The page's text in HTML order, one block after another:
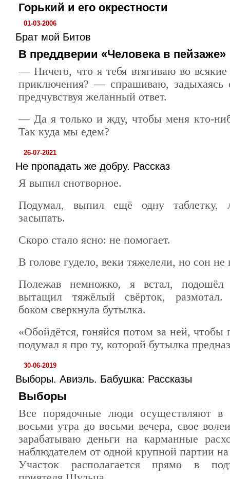
Горький и его окрестности
01-03-2006
Брат мой Битов
В преддверии «Человека в пейзаже»
— Ничего, что я тебя втягиваю во всякие
приключения? — спрашиваю, задыхаясь
предчувствуя желанный ответ.
— Да я только и жду, чтобы меня кто-
Так куда мы едем?
26-07-2021
Не пропадать же добру. Рассказ
Я выпил снотворное.
Подумал, выпил ещё одну таблетку,
засыпать.
Скоро стало ясно: не помогает.
В голове гудело, веки тяжелели, но сон
Полежав немножко, я встал, подошёл
вытащил тяжёлый свёрток, размотал.
боком сверкнула бутылка.
«Обойдётся, гоняйся потом за ней,
подумал я про ту, которой бутылка
30-06-2019
Выборы. Авиэль. Бабушка: Рассказы
Выборы
Все порядочные люди осуществляют в
восьми утра до восьми вечера, свое
зарабатываю деньги на карманные
наблюдателем от одной крупной партии
Участок располагается прямо в